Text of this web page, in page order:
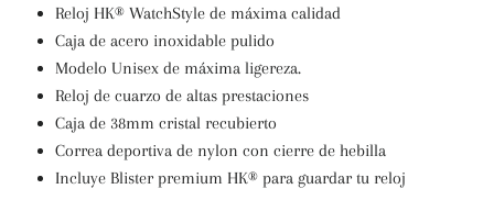
Reloj HK® WatchStyle de máxima calidad
Caja de acero inoxidable pulido
Modelo Unisex de máxima ligereza.
Reloj de cuarzo de altas prestaciones
Caja de 38mm cristal recubierto
Correa deportiva de nylon con cierre de hebilla
Incluye Blister premium HK® para guardar tu reloj